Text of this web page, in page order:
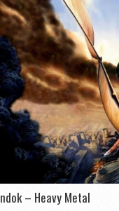
– Heavy Metal